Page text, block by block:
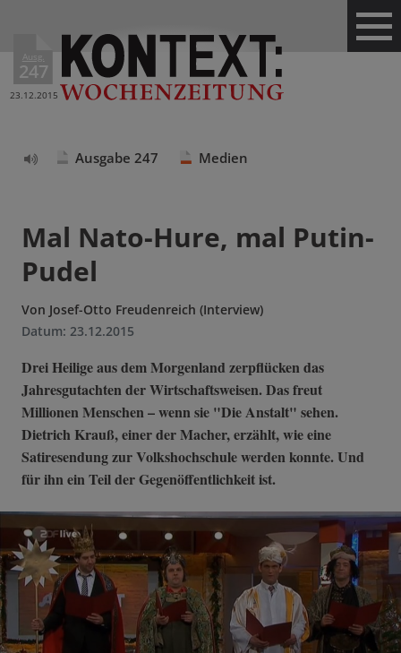
Ausg.
247
23.12.2015
Ausgabe 247 Medien
Mal Nato-Hure, mal Putin-
Pudel
Von Josef-Otto Freudenreich (Interview)
Datum: 23.12.2015
Drei Heilige aus dem Morgenland zerpflücken das
Jahresgutachten der Wirtschaftsweisen. Das freut
Millionen Menschen – wenn sie "Die Anstalt" sehen.
Dietrich Krauß, einer der Macher, erzählt, wie eine
Satiresendung zur Volkshochschule werden konnte. Und
für ihn ein Teil der Gegenöffentlichkeit ist.